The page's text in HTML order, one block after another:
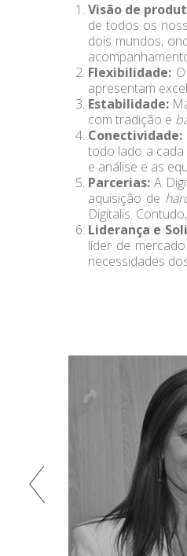
Visão de
de todos os
dois mundos,
Flexibilidade: O
apresentam
Estabilidade:
com tradição e
Conectividade:
todo lado a
e análise e as
Parcerias: A
aquisição de
Digitalis.
Liderança e
líder de
necessidades